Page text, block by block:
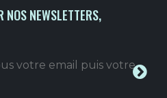
NOS NEWSLETTERS,
votre email puis votre